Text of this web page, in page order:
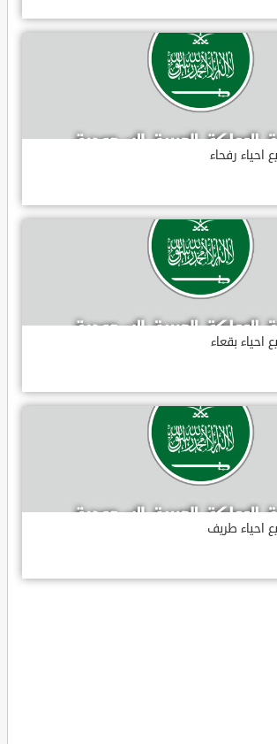
احياء رفحاء
احياء بقعاء
احياء طريف